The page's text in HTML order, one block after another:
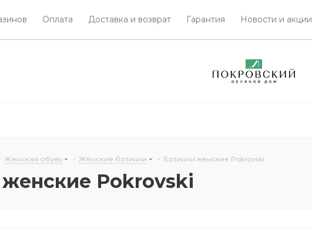
Оплата Доставка и возврат Гарантия Новости и акции
Женская обувь - Женские ботинки - Ботинки женские Pokrovski
Pokrovski